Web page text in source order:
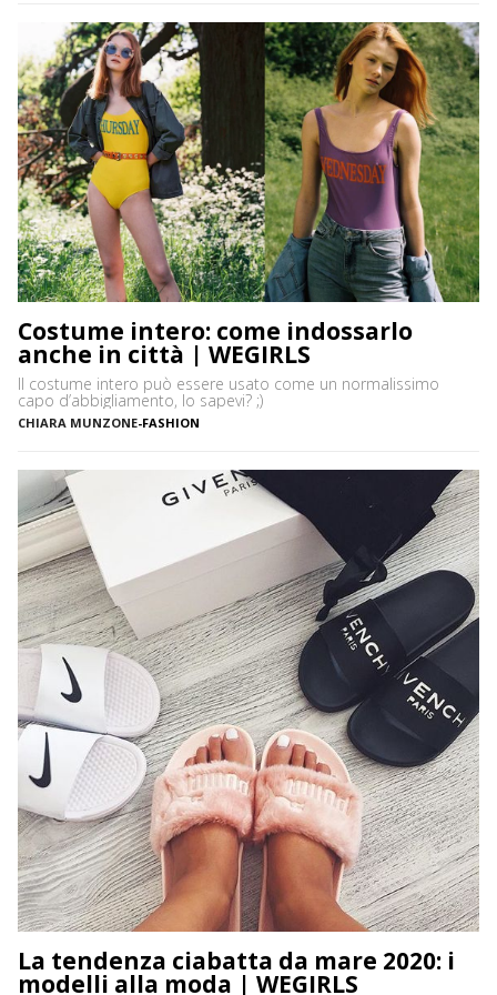
Costume intero: come indossarlo
anche in città | WEGIRLS
Il costume intero può essere usato come un normalissimo
capo d’abbigliamento, lo sapevi? ;)
CHIARA MUNZONE-FASHION
La tendenza ciabatta da mare 2020: i
modelli alla moda | WEGIRLS